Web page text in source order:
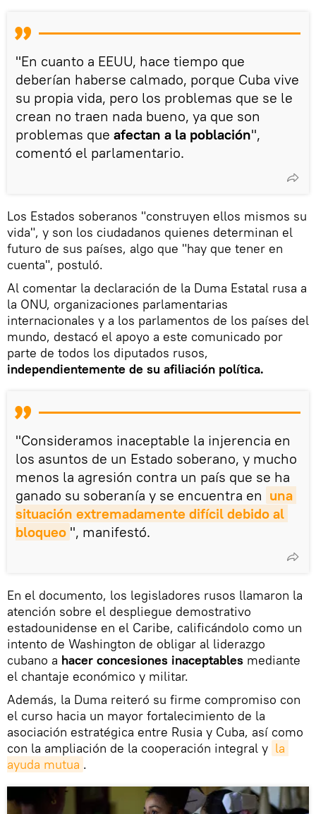
"En cuanto a EEUU, hace tiempo que
deberían haberse calmado, porque Cuba vive
su propia vida, pero los problemas que se le
crean no traen nada bueno, ya que son
problemas que afectan a la población",
comentó el parlamentario.
Los Estados soberanos "construyen ellos mismos su
vida", y son los ciudadanos quienes determinan el
futuro de sus países, algo que "hay que tener en
cuenta", postuló.
Al comentar la declaración de la Duma Estatal rusa a
la ONU, organizaciones parlamentarias
internacionales y a los parlamentos de los países del
mundo, destacó el apoyo a este comunicado por
parte de todos los diputados rusos,
independientemente de su afiliación política.
"Consideramos inaceptable la injerencia en
los asuntos de un Estado soberano, y mucho
menos la agresión contra un país que se ha
ganado su soberanía y se encuentra en una
situación extremadamente difícil debido al
bloqueo ", manifestó.
En el documento, los legisladores rusos llamaron la
atención sobre el despliegue demostrativo
estadounidense en el Caribe, calificándolo como un
intento de Washington de obligar al liderazgo
cubano a hacer concesiones inaceptables mediante
el chantaje económico y militar.
Además, la Duma reiteró su firme compromiso con
el curso hacia un mayor fortalecimiento de la
asociación estratégica entre Rusia y Cuba, así como
con la ampliación de la cooperación integral y la
ayuda mutua .